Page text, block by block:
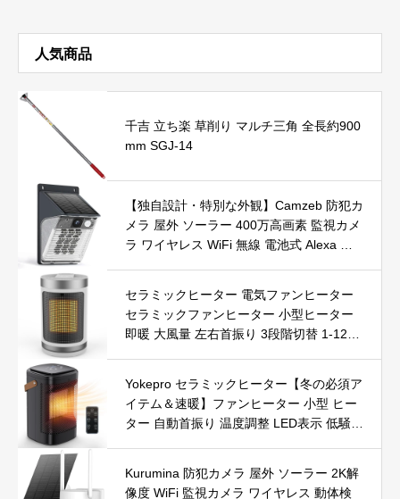
32754-01
人気商品
千吉 立ち楽 草削り マルチ三角 全長約900
mm SGJ-14
【独自設計・特別な外観】Camzeb 防犯カ
メラ 屋外 ソーラー 400万高画素 監視カメ
ラ ワイヤレス WiFi 無線 電池式 Alexa 赤
録画 IP66防水 遠隔操作
セラミックヒーター 電気ファンヒーター
セラミックファンヒーター 小型ヒーター
即暖 大風量 左右首振り 3段階切替 1-12時
SE認証済 暖房器具
Yokepro セラミックヒーター【冬の必須ア
イテム＆速暖】ファンヒーター 小型 ヒー
ター 自動首振り 温度調整 LED表示 低騒音
護【タイマー機能】【リモコン付き】 持
Kurumina 防犯カメラ 屋外 ソーラー 2K解
像度 WiFi 監視カメラ ワイヤレス 動体検